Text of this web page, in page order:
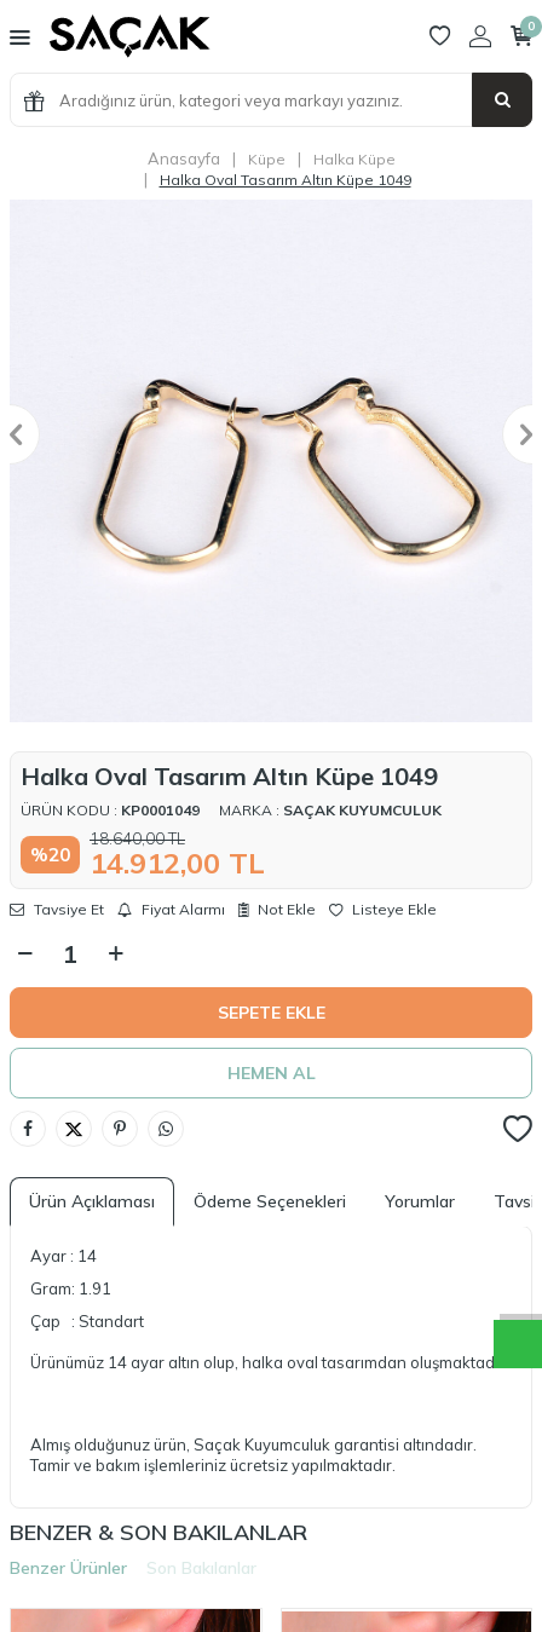
0
Anasayfa | Küpe | Halka Küpe
| Halka Oval Tasarım Altın Küpe 1049
Halka Oval Tasarım Altın Küpe 1049
ÜRÜN KODU : KP0001049 MARKA : SAÇAK KUYUMCULUK
%20
18.640,00TL
14.912,00 TL
Tavsiye Et Fiyat Alarmı Not Ekle Listeye Ekle
SEPETE EKLE
HEMEN AL
Ürün Açıklaması Ödeme Seçenekleri Yorumlar
Ayar : 14
Gram: 1.91
Çap : Standart
Ürünümüz 14 ayar altın olup, halka oval tasarımdan oluşmaktadır.
Almış olduğunuz ürün, Saçak Kuyumculuk garantisi altındadır.
Tamir ve bakım işlemleriniz ücretsiz yapılmaktadır.
BENZER & SON BAKILANLAR
Benzer Ürünler Son Bakılanlar